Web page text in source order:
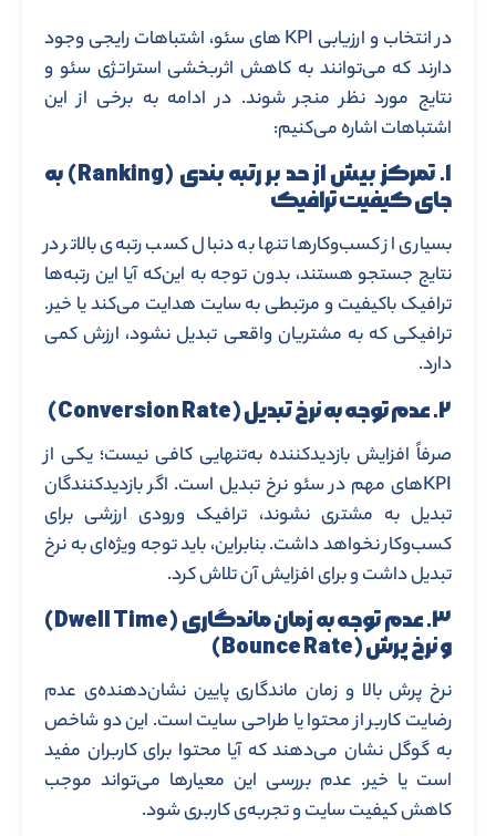
در انتخاب و ارزیابی KPI های سئو، اشتباهات رایجی وجود
دارند که می‌توانند به کاهش اثربخشی استراتژی سئو و
نتایج مورد نظر منجر شوند. در ادامه به برخی از این
اشتباهات اشاره می‌کنیم:
۱. تمرکز بیش از حد بر رتبه ‌بندی (Ranking) به
‌جای کیفیت ترافیک
بسیاری از کسب‌وکارها تنها به دنبال کسب رتبه‌ی بالاتر در
نتایج جستجو هستند، بدون توجه به این‌که آیا این رتبه‌ها
ترافیک باکیفیت و مرتبطی به سایت هدایت می‌کند یا خیر.
ترافیکی که به مشتریان واقعی تبدیل نشود، ارزش کمی
دارد.
۲. عدم توجه به نرخ تبدیل (Conversion Rate)
صرفاً افزایش بازدیدکننده به‌تنهایی کافی نیست؛ یکی از
KPIهای مهم در سئو نرخ تبدیل است. اگر بازدیدکنندگان
تبدیل به مشتری نشوند، ترافیک ورودی ارزشی برای
کسب‌وکار نخواهد داشت. بنابراین، باید توجه ویژه‌ای به نرخ
تبدیل داشت و برای افزایش آن تلاش کرد.
۳. عدم توجه به زمان ماندگاری (Dwell Time)
و نرخ پرش (Bounce Rate)
نرخ پرش بالا و زمان ماندگاری پایین نشان‌دهنده‌ی عدم
رضایت کاربر از محتوا یا طراحی سایت است. این دو شاخص
به گوگل نشان می‌دهند که آیا محتوا برای کاربران مفید
است یا خیر. عدم بررسی این معیارها می‌تواند موجب
کاهش کیفیت سایت و تجربه‌ی کاربری شود.